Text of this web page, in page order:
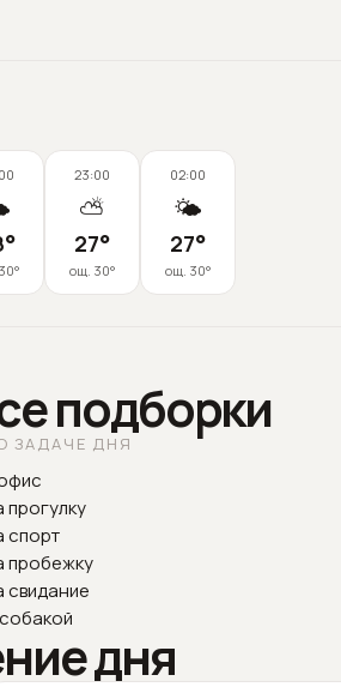
°
30°
23:00
⛅
27°
ощ. 30°
02:00
🌤️
27°
ощ. 30°
подборки
ЗАДАЧЕ ДНЯ
прогулку
спорт
пробежку
свидание
дня